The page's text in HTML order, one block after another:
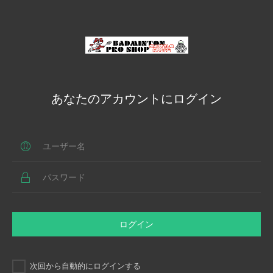
あなたのアカウントにログイン
ログイン
次回から自動的にログインする